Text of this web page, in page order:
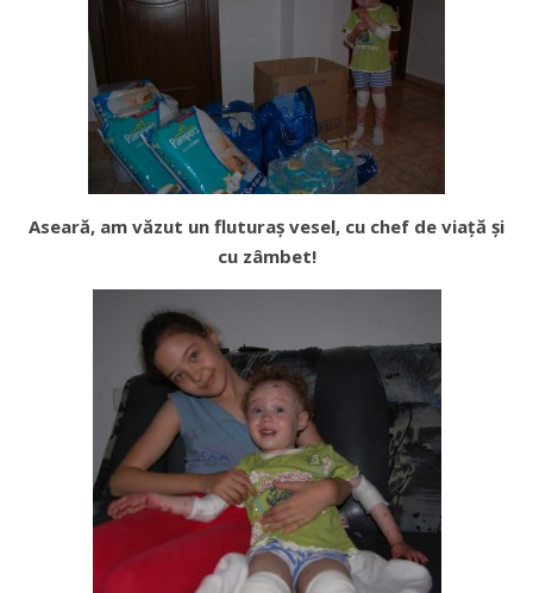
Aseară, am văzut un fluturaș vesel, cu chef de viață și
cu zâmbet!